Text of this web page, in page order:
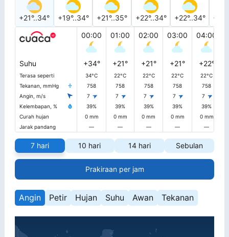
+21°..34° +19°..34° +21°..35° +22°..34° +22°..34°
00:00
01:00 02:00 03:00 04:00
Suhu +34° +21° +21° +21° +22°
Terasa seperti 34°C 22°C 22°C 22°C
22°C
Tekanan, mmHg
758 758 758 758
758
Angin, m/s
7 7 7 7
7
Kelembapan, %
39% 39% 39% 39%
39%
Curah hujan
0 mm 0 mm 0 mm 0 mm 0 mm
Jarak pandang
— — — — —
7 hari 10 hari 14 hari Sebulan
Prakiraan per jam
Angin Petir Hujan Suhu Awan Tekanan